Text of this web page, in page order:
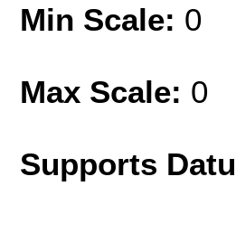
Min Scale: 0
Max Scale: 0
Supports